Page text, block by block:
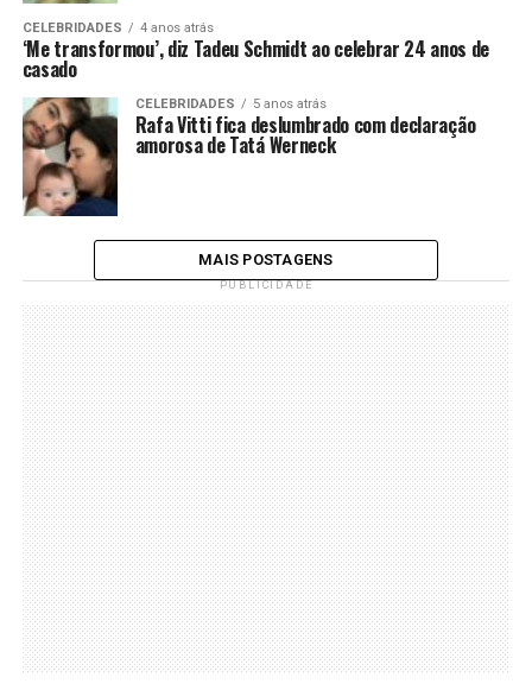
CELEBRIDADES 4 anos atrás
‘Me transformou’, diz Tadeu Schmidt ao celebrar 24 anos de
casado
CELEBRIDADES 5 anos atrás
Rafa Vitti fica deslumbrado com declaração
amorosa de Tatá Werneck
MAIS POSTAGENS
PUBLICIDADE